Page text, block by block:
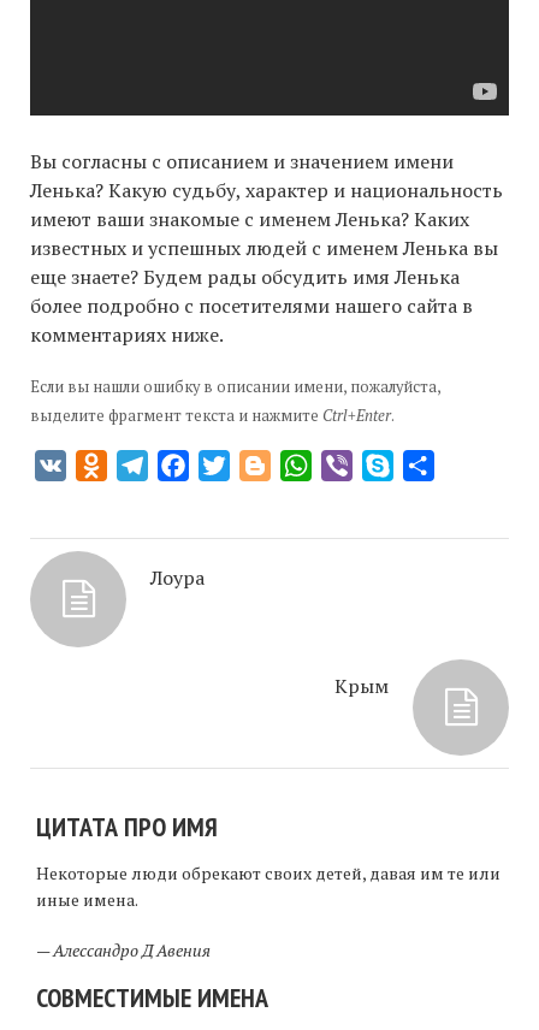
Вы согласны с описанием и значением имени
Ленька? Какую судьбу, характер и национальность
имеют ваши знакомые с именем Ленька? Каких
известных и успешных людей с именем Ленька вы
еще знаете? Будем рады обсудить имя Ленька
более подробно с посетителями нашего сайта в
комментариях ниже.
Если вы нашли ошибку в описании имени, пожалуйста,
выделите фрагмент текста и нажмите Ctrl+Enter.
VK Odnoklassniki
TelegramFacebookTwitterBloggerWhatsApp
Viber Skype
Лоура
Крым
ЦИТАТА ПРО ИМЯ
Некоторые люди обрекают своих детей, давая им те или
иные имена.
—Алессандро Д Авения
СОВМЕСТИМЫЕ ИМЕНА